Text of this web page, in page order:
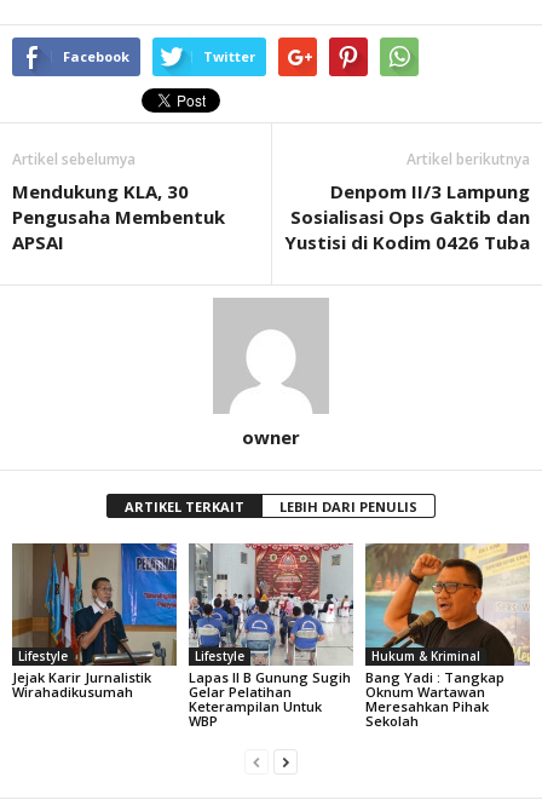
Facebook Twitter
Artikel sebelumya
Mendukung KLA, 30
Pengusaha Membentuk
APSAI
Artikel berikutnya
Denpom II/3 Lampung
Sosialisasi Ops Gaktib dan
Yustisi di Kodim 0426 Tuba
owner
ARTIKEL TERKAIT LEBIH DARI PENULIS
Lifestyle
Jejak Karir Jurnalistik
Wirahadikusumah
Lifestyle
Lapas II B Gunung Sugih
Gelar Pelatihan
Keterampilan Untuk
WBP
Hukum & Kriminal
Bang Yadi : Tangkap
Oknum Wartawan
Meresahkan Pihak
Sekolah